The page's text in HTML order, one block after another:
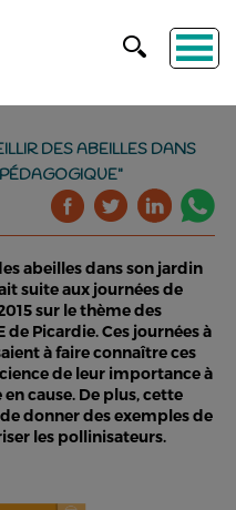
DES ABEILLES DANS
abeilles dans son jardin
suite aux journées de
sur le thème des
de Picardie. Ces journées à
à faire connaître ces
de leur importance à
cause. De plus, cette
donner des exemples de
les pollinisateurs.